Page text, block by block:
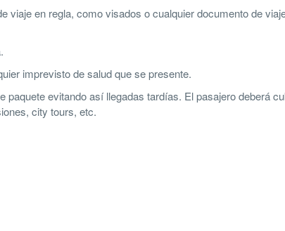
viaje en regla, como visados o cualquier documento de
imprevisto de salud que se presente.
evitando así llegadas tardías. El pasajero deberá
city tours, etc.